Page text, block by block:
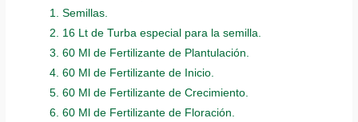
1. Semillas.
2. 16 Lt de Turba especial para la semilla.
3. 60 Ml de Fertilizante de Plantulación.
4. 60 Ml de Fertilizante de Inicio.
5. 60 Ml de Fertilizante de Crecimiento.
6. 60 Ml de Fertilizante de Floración.